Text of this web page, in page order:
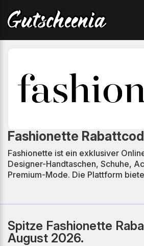
Fashionette
Fashionette ist ein exklusiver
Designer-Handtaschen, Schuhe,
Premium-Mode. Die Plattform
Auswahl an Luxusmarken wie
Trendsetter. Mit schneller
Shopping-Erlebnis bei Fashionette
verifizierten Fashionette
Spitze Fashionette
August 2026.